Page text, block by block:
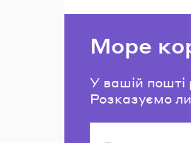
Море
У вашій пошті
Розказуємо